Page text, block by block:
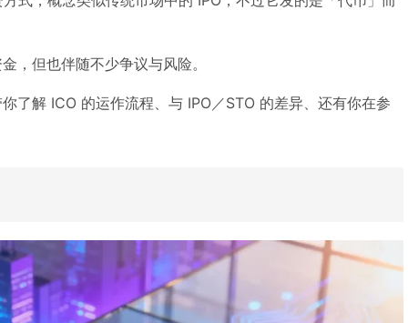
，但也伴随不少争议与风险。
了解 ICO 的运作流程、与 IPO／STO 的差异、还有你在参